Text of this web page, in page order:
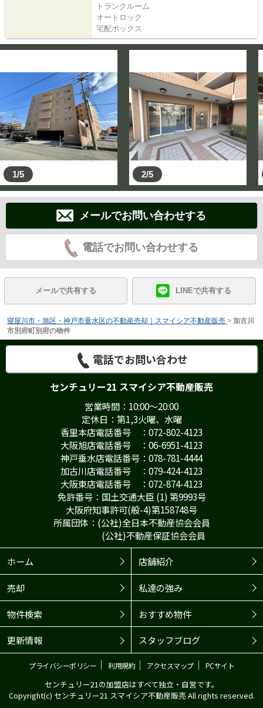
トランクルーム
オートロック
宅配ボックス
1/5 2/5
メールでお問い合わせする
電話でお問い合わせする
メールで共有する LINEで共有する
寝屋川市・旭区・神戸市垂水区の不動産売却｜スマイシア不動産販売 > 加古川
市別府町別府の物件
電話でお問い合わせ
センチュリー21 スマイシア不動産販売
営業時間：10:00～20:00
定休日：第1,3火曜、水曜
香里本店電話番号 ：072-802-4123
大阪旭店電話番号 ：06-6951-4123
神戸垂水店電話番号：078-781-4444
加古川店電話番号 ：079-424-4123
大阪東店電話番号 ：072-874-4123
免許番号：国土交通大臣 (1) 第9993号
大阪府知事許可(般-4)第158748号
所属団体：(公社)全日本不動産協会会員
(公社)不動産保証協会会員
ホーム
店舗紹介
売却 私達の強み
物件検索 おすすめ物件
更新情報 スタッフブログ
プライバシーポリシー ｜ 利用規約｜ アクセスマップ｜ PCサイト
センチュリー21の加盟店はすべて独立・自営です。
Copyright(c) センチュリー21 スマイシア不動産販売 All rights reserved.